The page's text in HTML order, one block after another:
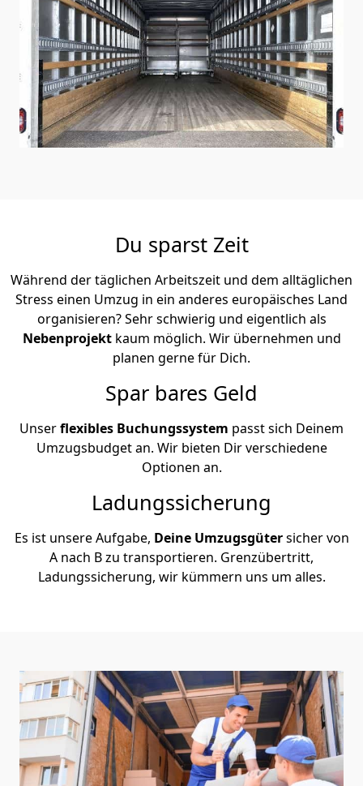
Du sparst Zeit
Während der täglichen Arbeitszeit und dem alltäglichen
Stress einen Umzug in ein anderes europäisches Land
organisieren? Sehr schwierig und eigentlich als
Nebenprojekt kaum möglich. Wir übernehmen und
planen gerne für Dich.
Spar bares Geld
Unserflexibles Buchungssystem passt sich Deinem
Umzugsbudget an. Wir bieten Dir verschiedene
Optionen an.
Ladungssicherung
Es ist unsere Aufgabe, Deine Umzugsgütersicher von
A nach B zu transportieren. Grenzübertritt,
Ladungssicherung, wir kümmern uns um alles.